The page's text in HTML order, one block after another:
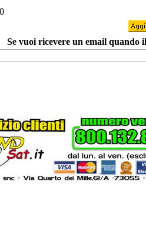
Se vuoi ricevere un email